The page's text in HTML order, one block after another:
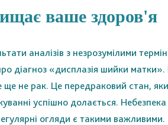
ваше здоров'я
аналізів з незрозумілими
діагноз «дисплазія шийки
ще не рак. Це передраковий стан,
успішно долається. Небезпека
огляди є такими важливими.